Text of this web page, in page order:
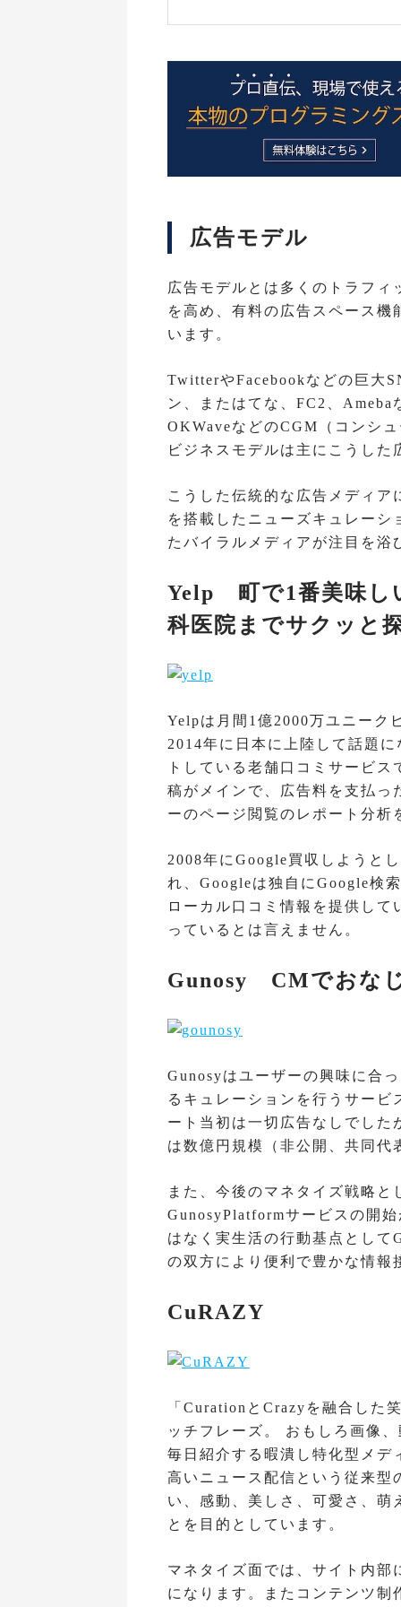
広告モデル
広告モデルとは多くのトラフ
を高め、有料の広告スペース
います。
TwitterやFacebookなどの巨大
ン、またはてな、FC2、
OKWaveなどのCGM（コンシ
ビジネスモデルは主にこうし
こうした伝統的な広告メディ
を搭載したニューズキュレー
たバイラルメディアが注目を浴
Yelp 町で1番美味し
科医院までサクッと
Yelpは月間1億2000万ユニーク
2014年に日本に上陸して話題
トしている老舗口コミサービ
稿がメインで、広告料を支払っ
ーのページ閲覧のレポート分析
2008年にGoogle買収しようと
れ、Googleは独自にGoogle検
ローカル口コミ情報を提供し
っているとは言えません。
Gunosy CMでおな
Gunosyはユーザーの興味に合
るキュレーションを行うサー
ート当初は一切広告なしでし
は数億円規模（非公開、共同
また、今後のマネタイズ戦略
GunosyPlatformサービスの開
はなく実生活の行動基点とし
の双方により便利で豊かな情報
CuRAZY
「CurationとCrazyを融合した
ッチフレーズ。 おもしろ画像
毎日紹介する暇潰し特化型メデ
高いニュース配信という従来型
い、感動、美しさ、可愛さ、
とを目的としています。
マネタイズ面では、サイト内
になります。またコンテンツ